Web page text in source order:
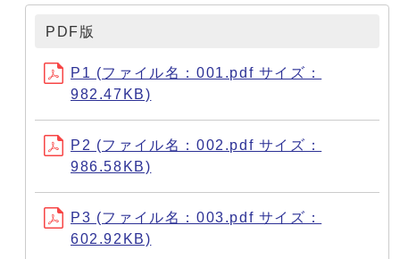
PDF版
P1 (ファイル名：001.pdf サイズ：
982.47KB)
P2 (ファイル名：002.pdf サイズ：
986.58KB)
P3 (ファイル名：003.pdf サイズ：
602.92KB)